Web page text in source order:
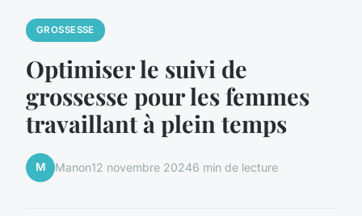
GROSSESSE
Optimiser le suivi de
grossesse pour les femmes
travaillant à plein temps
M Manon12 novembre 20246 min de lecture